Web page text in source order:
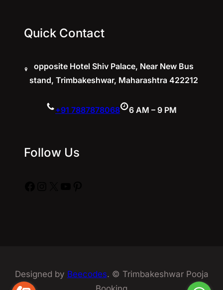
Quick Contact
opposite Hotel Shiv Palace, Near New Bus
stand, Trimbakeshwar, Maharashtra 422212
+91 7887878068 6 AM – 9 PM
Follow Us
Designed by Beecodes. © Trimbakeshwar Pooja